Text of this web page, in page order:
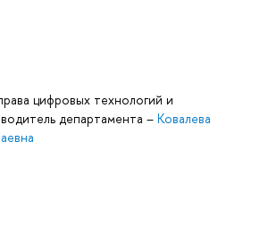
цифровых технологий и
департамента – Ковалева